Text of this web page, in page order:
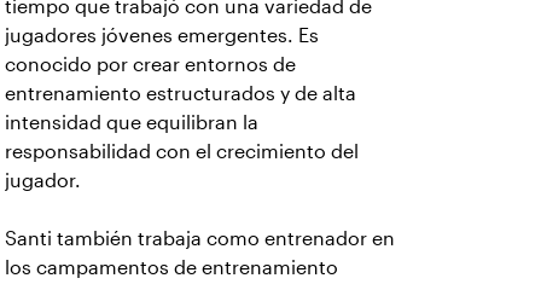
tiempo que trabajó con una variedad de
jugadores jóvenes emergentes. Es
conocido por crear entornos de
entrenamiento estructurados y de alta
intensidad que equilibran la
responsabilidad con el crecimiento del
jugador.
Santi también trabaja como entrenador en
los campamentos de entrenamiento